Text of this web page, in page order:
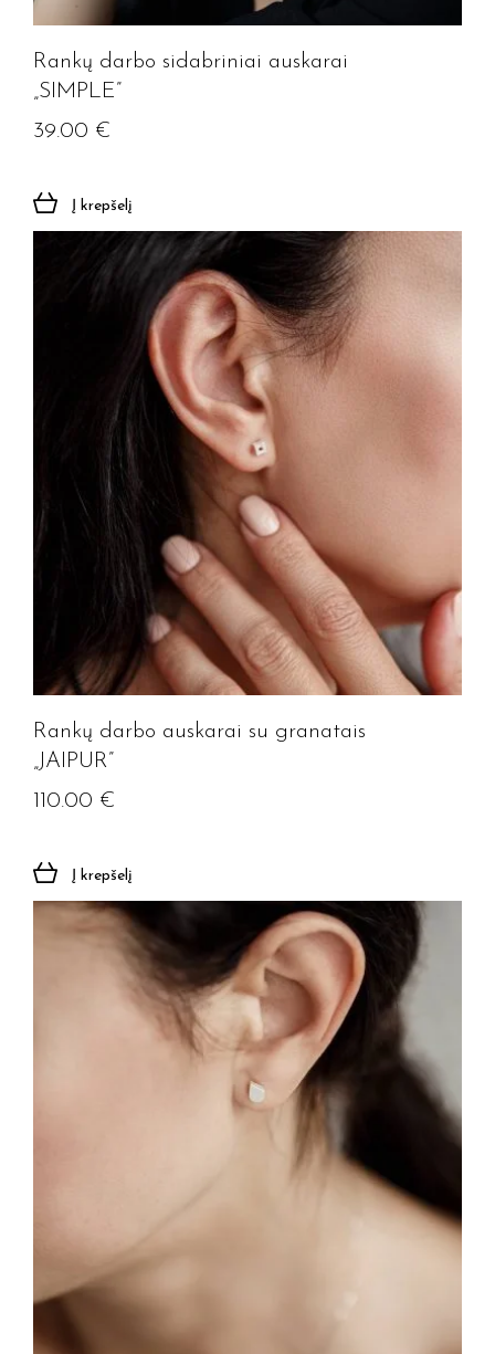
Rankų darbo sidabriniai auskarai
„SIMPLE”
39.00 €
Į krepšelį
Rankų darbo auskarai su granatais
„JAIPUR”
110.00 €
Į krepšelį
Jūsų el. paštas
Prenumeruoti